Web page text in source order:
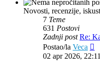
Novosti, recenzije,
7 Teme
631 Postovi
Zadnji post Re:
Postao/la Veca
02 apr 2026, 22:11